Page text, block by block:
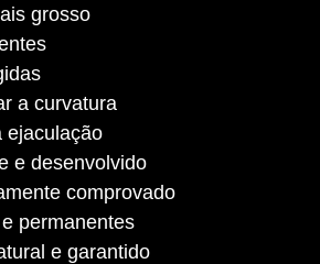
grosso
a curvatura
ejaculação
e desenvolvido
comprovado
permanentes
e garantido